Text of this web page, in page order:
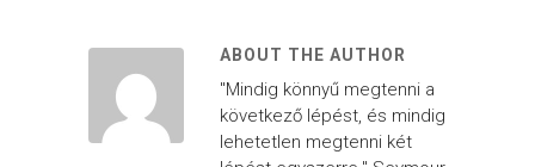
ABOUT THE AUTHOR
"Mindig könnyű megtenni a
következő lépést, és mindig
lehetetlen megtenni két